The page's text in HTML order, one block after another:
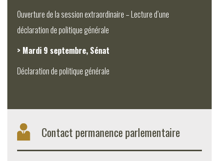
Ouverture de la session extraordinaire – Lecture d’une
déclaration de politique générale
> Mardi 9 septembre, Sénat
Déclaration de politique générale
Contact permanence parlementaire